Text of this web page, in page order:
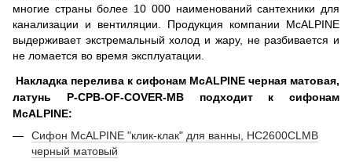
многие страны более 10 000 наименований сантехники для
канализации и вентиляции. Продукция компании McALPINE
выдерживает экстремальный холод и жару, не разбивается и
не ломается во время эксплуатации.
Накладка перелива к сифонам McALPINE черная матовая,
латунь P-CPB-OF-COVER-MB подходит к сифонам
McALPINE:
Сифон McALPINE "клик-клак" для ванны, HC2600CLMB
черный матовый